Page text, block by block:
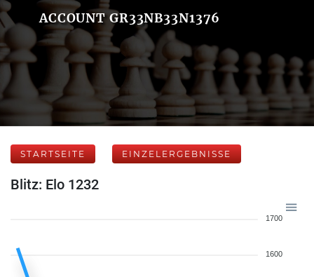
ACCOUNT GR33NB33N1376
STARTSEITE EINZELERGEBNISSE
Blitz: Elo 1232
1700
1600